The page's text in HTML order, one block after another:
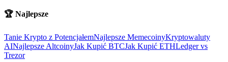
🏆 Najlepsze
Tanie Krypto z PotencjałemNajlepsze MemecoinyKryptowaluty
AINajlepsze AltcoinyJak Kupić BTCJak Kupić ETHLedger vs
Trezor